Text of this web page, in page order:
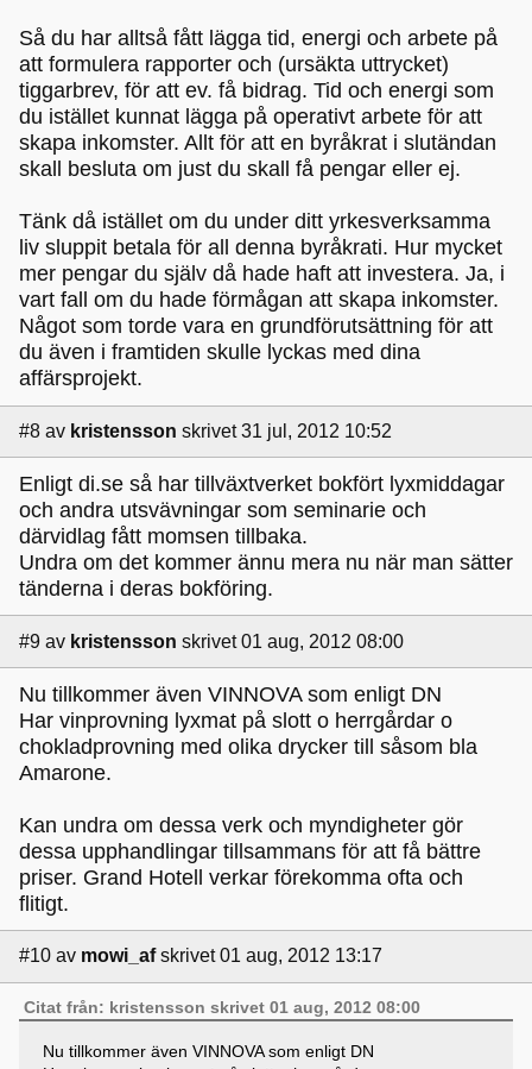
Så du har alltså fått lägga tid, energi och arbete på
att formulera rapporter och (ursäkta uttrycket)
tiggarbrev, för att ev. få bidrag. Tid och energi som
du istället kunnat lägga på operativt arbete för att
skapa inkomster. Allt för att en byråkrat i slutändan
skall besluta om just du skall få pengar eller ej.
Tänk då istället om du under ditt yrkesverksamma
liv sluppit betala för all denna byråkrati. Hur mycket
mer pengar du själv då hade haft att investera. Ja, i
vart fall om du hade förmågan att skapa inkomster.
Något som torde vara en grundförutsättning för att
du även i framtiden skulle lyckas med dina
affärsprojekt.
#8 av kristensson skrivet 31 jul, 2012 10:52
Enligt di.se så har tillväxtverket bokfört lyxmiddagar
och andra utsvävningar som seminarie och
därvidlag fått momsen tillbaka.
Undra om det kommer ännu mera nu när man sätter
tänderna i deras bokföring.
#9 av kristensson skrivet 01 aug, 2012 08:00
Nu tillkommer även VINNOVA som enligt DN
Har vinprovning lyxmat på slott o herrgårdar o
chokladprovning med olika drycker till såsom bla
Amarone.
Kan undra om dessa verk och myndigheter gör
dessa upphandlingar tillsammans för att få bättre
priser. Grand Hotell verkar förekomma ofta och
flitigt.
#10 av mowi_af skrivet 01 aug, 2012 13:17
Citat från: kristensson skrivet 01 aug, 2012 08:00
Nu tillkommer även VINNOVA som enligt DN